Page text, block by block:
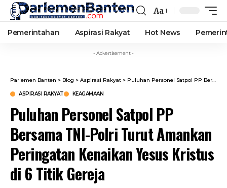
Font
Resizer
Aa
Pemerintahan Aspirasi Rakyat Hot News
- Advertisement -
Parlemen Banten > Blog > Aspirasi Rakyat > Puluhan Personel Satpol PP Bersama TNI-Polri Turut Amankan Peringatan Kenaikan Yesus Kristus di 6 Titik Gereja
ASPIRASI RAKYAT KEAGAMAAN
Puluhan Personel Satpol PP
Bersama TNI-Polri Turut Amankan
Peringatan Kenaikan Yesus Kristus
di 6 Titik Gereja